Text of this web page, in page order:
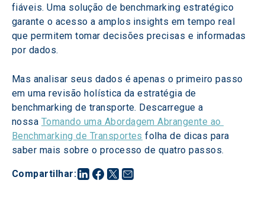
Compartilhar:
fiáveis. Uma solução de benchmarking estratégico
garante o acesso a amplos insights em tempo real
que permitem tomar decisões precisas e informadas
por dados.
Mas analisar seus dados é apenas o primeiro passo
em uma revisão holística da estratégia de
benchmarking de transporte. Descarregue a
nossa Tomando uma Abordagem Abrangente ao
Benchmarking de Transportes folha de dicas para
saber mais sobre o processo de quatro passos.